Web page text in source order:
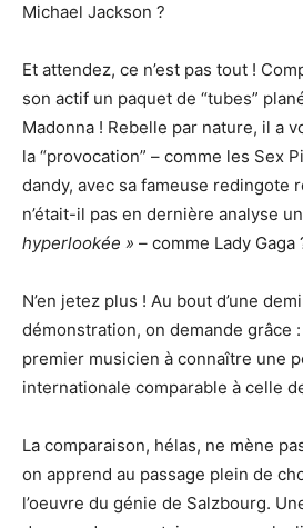
Michael Jackson ?
Et attendez, ce n’est pas tout !
son actif un paquet de “tubes”
Madonna ! Rebelle par nature, il a
la “provocation” – comme les Sex
dandy, avec sa fameuse redingote
n’était-il pas en dernière analyse
hyperlookée » – comme Lady Gaga
N’en jetez plus ! Au bout d’une
démonstration, on demande grâce
premier musicien à connaître une
internationale comparable à celle
La comparaison, hélas, ne mène
on apprend au passage plein de
l’oeuvre du génie de Salzbourg.